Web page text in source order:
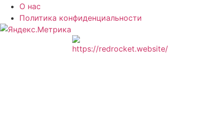
О нас
Политика конфиденциальности